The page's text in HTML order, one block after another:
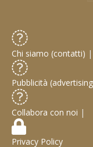
Chi siamo (contatti) |
Pubblicità
Collabora con noi |
Privacy Policy